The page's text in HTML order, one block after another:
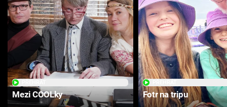
Mezi COOLky Fotr na tripu